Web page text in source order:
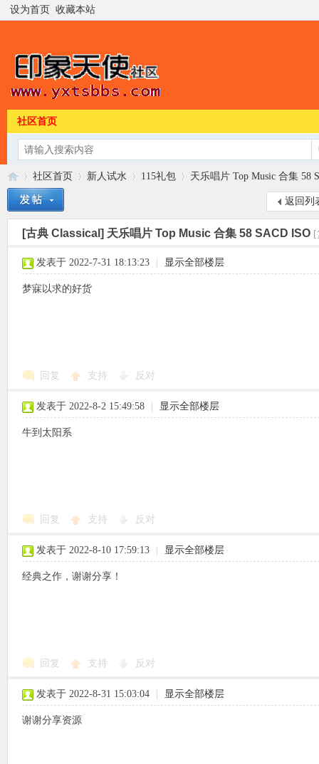
设为首页 收藏本站
社区首页
»
社区首页
›
新人试水
›
115礼包 天乐唱片 Top Music 合集 58
返回列
[古典 Classical] 天乐唱片 Top Music 合集 58 SACD ISO
发表于 2022-7-31 18:13:23 显示全部楼层
梦寐以求的好货
回复 支持 反对
发表于 2022-8-2 15:49:58 显示全部楼层
牛到太阳系
回复 支持 反对
发表于 2022-8-10 17:59:13 显示全部楼层
经典之作，谢谢分享！
回复 支持 反对
发表于 2022-8-31 15:03:04 显示全部楼层
谢谢分享资源